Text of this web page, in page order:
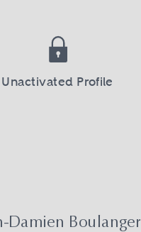
Unactivated Profile
Damien Boulanger